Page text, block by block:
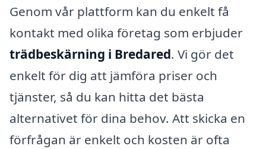
Genom vår plattform kan du enkelt få
kontakt med olika företag som erbjuder
trädbeskärning i Bredared. Vi gör det
enkelt för dig att jämföra priser och
tjänster, så du kan hitta det bästa
alternativet för dina behov. Att skicka en
förfrågan är enkelt och kosten är ofta